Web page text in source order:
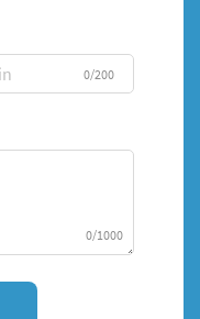
0/200
0/1000